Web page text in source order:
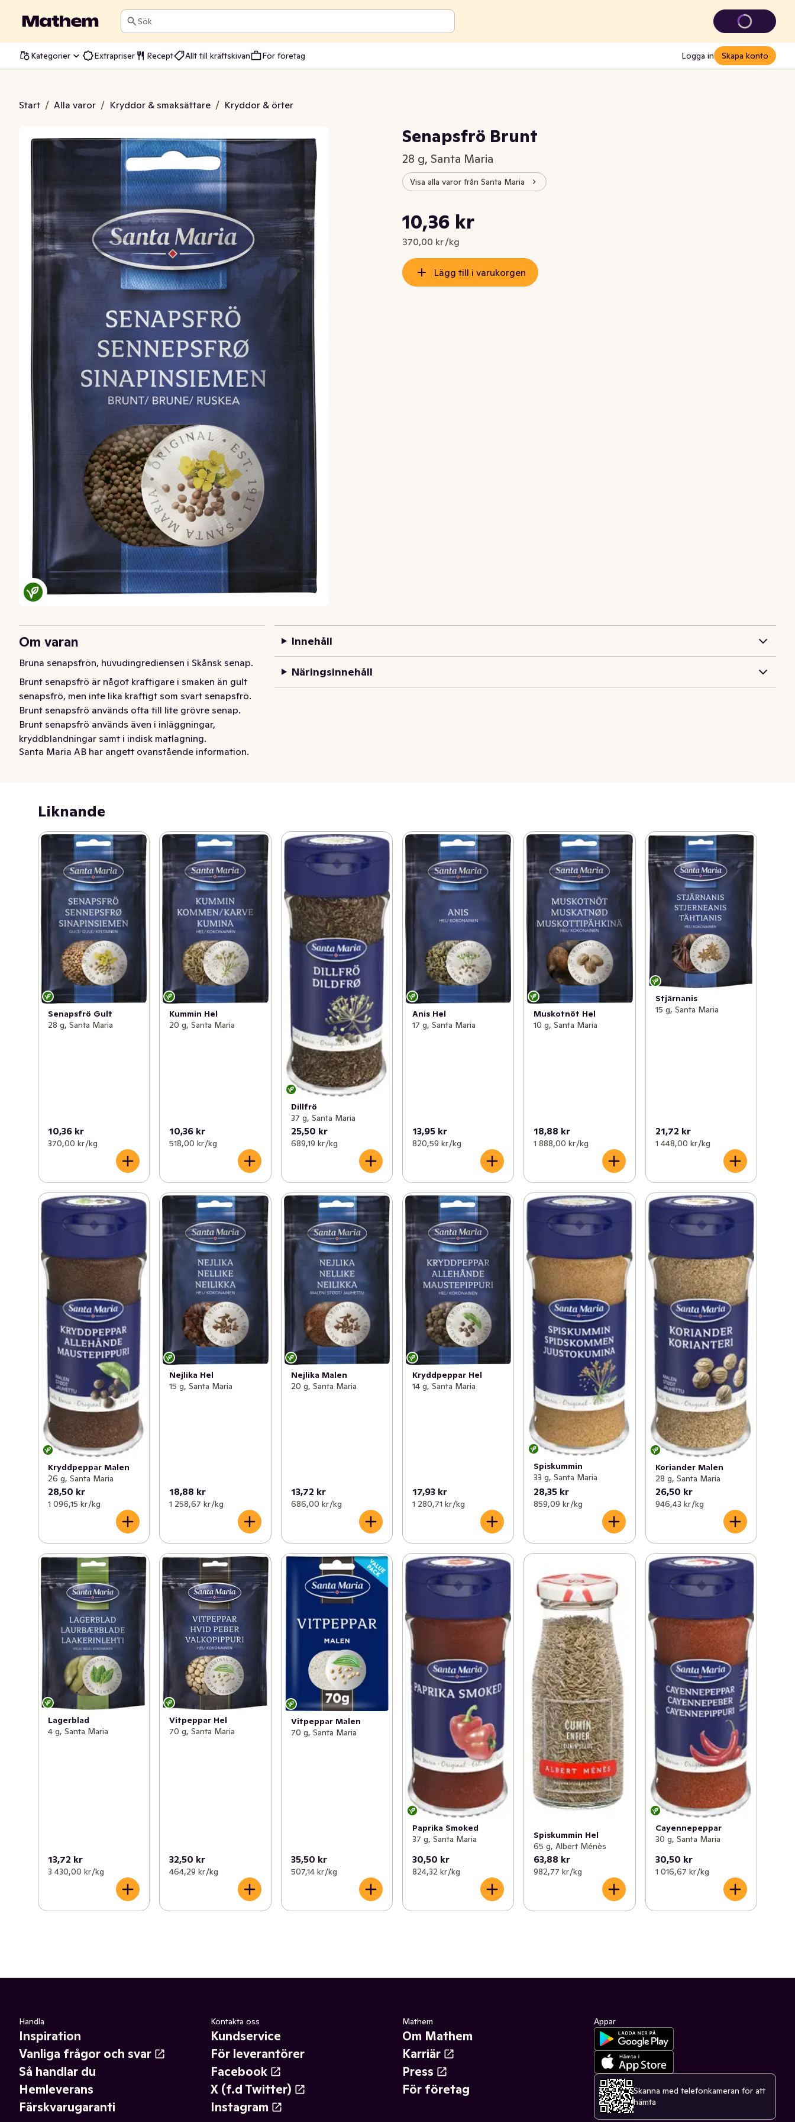
Sök
Kategorier Extrapriser Recept Allt till kräftskivan För företag Logga in Skapa konto
Start / Alla varor / Kryddor & smaksättare / Kryddor & örter
Brunt
Senapsfrö Brunt
28 g, Santa Maria
Visa alla varor från Santa Maria
Nuvarande pris är: 10,36 kr
10,36 kr
370,00 kr /kg
Styckpris: 370,00 kr /kg
Lägg till i varukorgen
Om varan
Bruna senapsfrön, huvudingrediensen i Skånsk senap.
Brunt senapsfrö är något kraftigare i smaken än gult
senapsfrö, men inte lika kraftigt som svart senapsfrö.
Brunt senapsfrö används ofta till lite grövre senap.
Brunt senapsfrö används även i inläggningar,
kryddblandningar samt i indisk matlagning.
• Brunt senapsfrö förvaras torrt och mörkt för att
Santa Maria AB har angett ovanstående information.
Innehåll
Näringsinnehåll
Liknande
Senapsfrö Gult
28 g, Santa Maria
10,36 kr
370,00 kr /kg
Kummin Hel
20 g, Santa Maria
10,36 kr
518,00 kr /kg
Dillfrö
37 g, Santa Maria
25,50 kr
689,19 kr /kg
Anis Hel
17 g, Santa Maria
13,95 kr
820,59 kr /kg
Muskotnöt Hel
10 g, Santa Maria
18,88 kr
1 888,00 kr /kg
Stjärnanis
15 g, Santa Maria
21,72 kr
1 448,00 kr /kg
Kryddpeppar Malen
26 g, Santa Maria
28,50 kr
1 096,15 kr /kg
Nejlika Hel
15 g, Santa Maria
18,88 kr
1 258,67 kr /kg
Nejlika Malen
20 g, Santa Maria
13,72 kr
686,00 kr /kg
Kryddpeppar Hel
14 g, Santa Maria
17,93 kr
1 280,71 kr /kg
Spiskummin
33 g, Santa Maria
28,35 kr
859,09 kr /kg
Koriander Malen
28 g, Santa Maria
26,50 kr
946,43 kr /kg
Lagerblad
4 g, Santa Maria
13,72 kr
3 430,00 kr /kg
Vitpeppar Hel
70 g, Santa Maria
32,50 kr
464,29 kr /kg
Vitpeppar Malen
70 g, Santa Maria
35,50 kr
507,14 kr /kg
Paprika Smoked
37 g, Santa Maria
30,50 kr
824,32 kr /kg
Spiskummin Hel
65 g, Albert Ménès
63,88 kr
982,77 kr /kg
Cayennepeppar
30 g, Santa Maria
30,50 kr
1 016,67 kr /kg
Handla
Inspiration
Vanliga frågor och svar
Så handlar du
Hemleverans
Färskvarugaranti
Kontakta oss
Kundservice
För leverantörer
Facebook
X (f.d Twitter)
Instagram
Mathem
Om Mathem
Karriär
Press
För företag
Appar
Skanna med telefonkameran för att
hämta